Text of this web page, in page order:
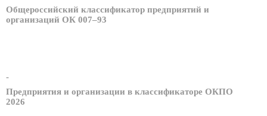
Общероссийский классификатор предприятий и
организаций ОК 007–93
-
Предприятия и организации в классификаторе ОКПО
2026